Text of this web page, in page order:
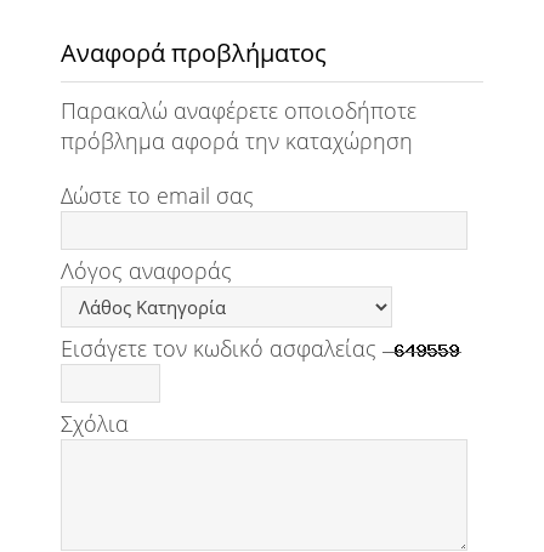
Αναφορά προβλήματος
Παρακαλώ αναφέρετε οποιοδήποτε
πρόβλημα αφορά την καταχώρηση
Δώστε το email σας
Λόγος αναφοράς
Εισάγετε τον κωδικό ασφαλείας
Σχόλια